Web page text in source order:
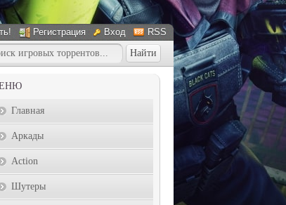
Регистрация Вход RSS
Главная
Аркады
Action
Шутеры